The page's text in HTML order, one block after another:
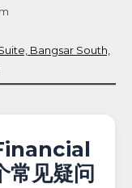
Bangsar South,
见疑问